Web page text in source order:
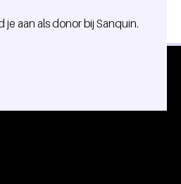
je aan als donor bij Sanquin.